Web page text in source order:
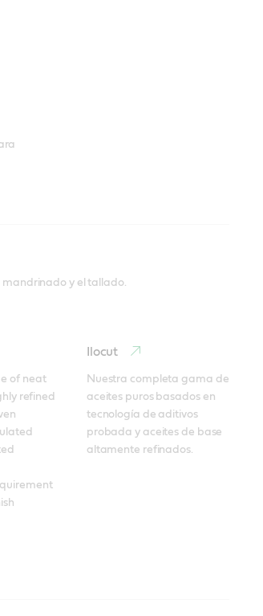
y el tallado.
of neat
refined
Ilocut
Nuestra completa gama de
aceites puros basados en
tecnología de aditivos
probada y aceites de base
altamente refinados.